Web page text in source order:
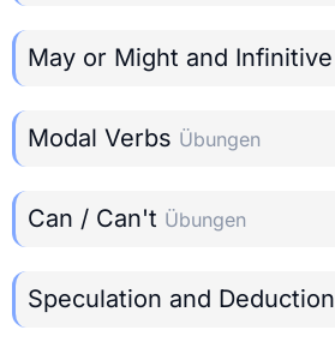
May or Might and Infinitive
Modal Verbs Übungen
Can / Can't Übungen
Speculation and Deduction